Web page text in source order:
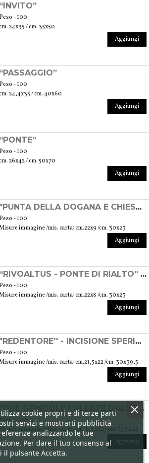
“INVITO”
Peso - 100
24x35 / cm. 35x50
Aggiungi
“PASSAGGIO”
Peso - 100
24,4x35 / cm. 40x60
Aggiungi
“PONTE”
Peso - 100
26x42 / cm. 50x70
Aggiungi
"PUNTA DELLA DOGANA E CHIESA DEL REDENTORE" - INCISIONE SPERIMENTALE
Peso - 100
immagine /mis. carta: cm.22x9 /cm. 30x23
Aggiungi
“RIVOALTUS - PONTE DI RIALTO” - INCISIONE SPERIMENTALE
Peso - 100
immagine /mis. carta: cm.22x8 /cm. 30x23
Aggiungi
"REDENTORE'' - INCISIONE SPERIMENTALE
Peso - 100
immagine /mis. carta: cm.21,5x22 /cm. 30x39,5
Aggiungi
“DUE GONDOLE CULLATE DALL'ACQUA” - INCISIONE
Peso - 100
Misure immagine /mis. carta: cm. 9,5 x 12 / cm. 17,5 x 25
Aggiungi
cookie propri e di terze parti
servizi e mostrarti pubblicità
analizzando le tue
Per dare il tuo consenso al
il pulsante Accetta.